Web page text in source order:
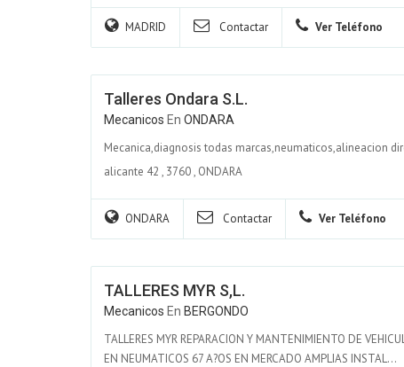
MADRID Contactar Ver Teléfono
Talleres Ondara S.l.
Mecanicos En ONDARA
Mecanica,diagnosis todas marcas,neumaticos,alineacion
alicante 42 , 3760, ONDARA
ONDARA Contactar Ver Teléfono
TALLERES MYR S,L.
Mecanicos En BERGONDO
TALLERES MYR REPARACION Y MANTENIMIENTO DE
EN NEUMATICOS 67 A?OS EN MERCADO AMPLIAS INSTAL...